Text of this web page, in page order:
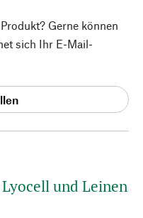
und Leinen
Gerne können
sich Ihr E-Mail-